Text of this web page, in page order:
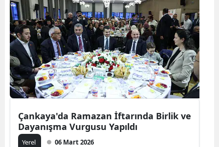
Çankaya'da Ramazan İftarında Birlik ve
Dayanışma Vurgusu Yapıldı
Yerel 06 Mart 2026